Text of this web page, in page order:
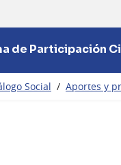
de Participación
Social / Aportes y